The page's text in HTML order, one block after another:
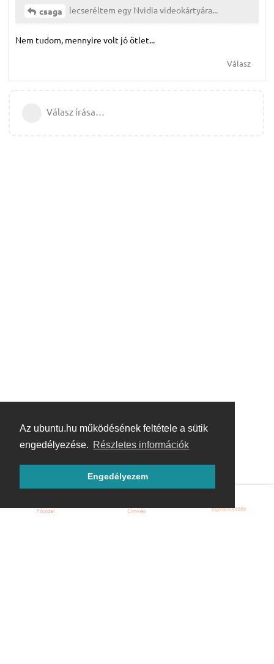
Az ubuntu.hu működésének feltétele a sütik
engedélyezése. Részletes információk
Engedélyezem
csaga lecseréltem egy Nvidia videokártyára...
Nem tudom, mennyire volt jó ötlet...
Válasz
Válasz írása…
Főoldal Címkék Bejelentkezés